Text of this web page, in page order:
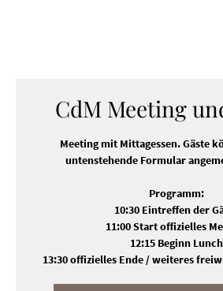
CdM Meeting
Meeting mit Mittagessen. Gäste
untenstehende Formular
Programm:
10:30 Eintreffen der
11:00 Start offizielles
12:15 Beginn Lunch
13:30 offizielles Ende / weiteres